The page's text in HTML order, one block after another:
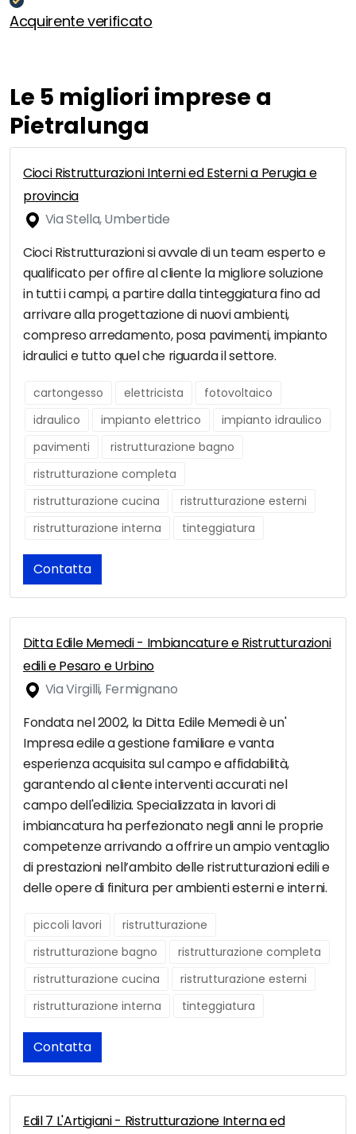
Acquirente verificato
Le 5 migliori imprese a
Pietralunga
Cioci Ristrutturazioni Interni ed Esterni a Perugia e
provincia
Via Stella, Umbertide
Cioci Ristrutturazioni si avvale di un team esperto e
qualificato per offire al cliente la migliore soluzione
in tutti i campi, a partire dalla tinteggiatura fino ad
arrivare alla progettazione di nuovi ambienti,
compreso arredamento, posa pavimenti, impianto
idraulici e tutto quel che riguarda il settore.
cartongesso elettricista
fotovoltaico
idraulico
impianto elettrico
impianto idraulico
pavimenti
ristrutturazione bagno
ristrutturazione completa
ristrutturazione cucina
ristrutturazione esterni
ristrutturazione interna
tinteggiatura
Contatta
Ditta Edile Memedi - Imbiancature e Ristrutturazioni
edili e Pesaro e Urbino
Via Virgilli, Fermignano
Fondata nel 2002, la Ditta Edile Memedi è un'
Impresa edile a gestione familiare e vanta
esperienza acquisita sul campo e affidabilità,
garantendo al cliente interventi accurati nel
campo dell'edilizia. Specializzata in lavori di
imbiancatura ha perfezionato negli anni le proprie
competenze arrivando a offrire un ampio ventaglio
di prestazioni nell’ambito delle ristrutturazioni edili e
delle opere di finitura per ambienti esterni e interni.
piccoli lavori
ristrutturazione
ristrutturazione bagno
ristrutturazione completa
ristrutturazione cucina
ristrutturazione esterni
ristrutturazione interna
tinteggiatura
Contatta
Edil 7 L'Artigiani - Ristrutturazione Interna ed